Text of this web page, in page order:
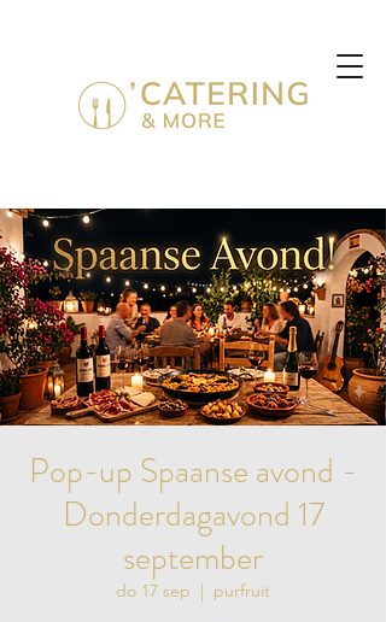
Pop-up Spaanse avond -
Donderdagavond 17
september
do 17 sep
  |
purfruit